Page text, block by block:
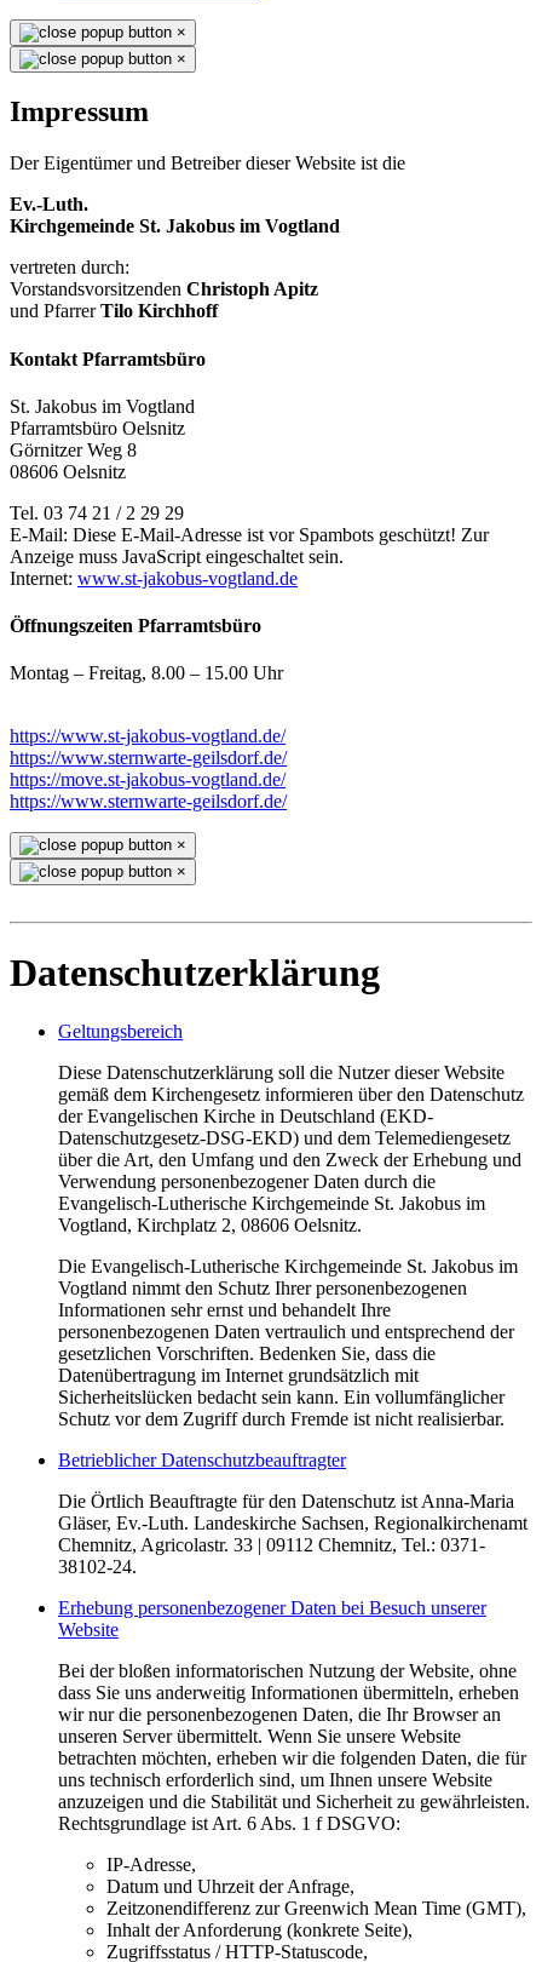
×
×
Impressum
Der Eigentümer und Betreiber dieser Website ist die
Ev.-Luth.
Kirchgemeinde St. Jakobus im Vogtland
vertreten durch:
Vorstandsvorsitzenden Christoph Apitz
und PfarrerTilo Kirchhoff
Kontakt Pfarramtsbüro
St. Jakobus im Vogtland
Pfarramtsbüro Oelsnitz
Görnitzer Weg 8
08606 Oelsnitz
Tel. 03 74 21 / 2 29 29
E-Mail: Diese E-Mail-Adresse ist vor Spambots geschützt! Zur
Anzeige muss JavaScript eingeschaltet sein.
Internet: www.st-jakobus-vogtland.de
Öffnungszeiten Pfarramtsbüro
Montag – Freitag, 8.00 – 15.00 Uhr
https://www.st-jakobus-vogtland.de/
https://www.sternwarte-geilsdorf.de/
https://move.st-jakobus-vogtland.de/
https://www.sternwarte-geilsdorf.de/
×
×
Datenschutzerklärung
Geltungsbereich
Diese Datenschutzerklärung soll die Nutzer dieser Website
gemäß dem Kirchengesetz informieren über den Datenschutz
der Evangelischen Kirche in Deutschland (EKD-
Datenschutzgesetz-DSG-EKD) und dem Telemediengesetz
über die Art, den Umfang und den Zweck der Erhebung und
Verwendung personenbezogener Daten durch die
Evangelisch-Lutherische Kirchgemeinde St. Jakobus im
Vogtland, Kirchplatz 2, 08606 Oelsnitz.
Die Evangelisch-Lutherische Kirchgemeinde St. Jakobus im
Vogtland nimmt den Schutz Ihrer personenbezogenen
Informationen sehr ernst und behandelt Ihre
personenbezogenen Daten vertraulich und entsprechend der
gesetzlichen Vorschriften. Bedenken Sie, dass die
Datenübertragung im Internet grundsätzlich mit
Sicherheitslücken bedacht sein kann. Ein vollumfänglicher
Schutz vor dem Zugriff durch Fremde ist nicht realisierbar.
Betrieblicher Datenschutzbeauftragter
Die Örtlich Beauftragte für den Datenschutz ist Anna-Maria
Gläser, Ev.-Luth. Landeskirche Sachsen, Regionalkirchenamt
Chemnitz, Agricolastr. 33 | 09112 Chemnitz, Tel.: 0371-
38102-24.
Erhebung personenbezogener Daten bei Besuch unserer
Website
Bei der bloßen informatorischen Nutzung der Website, ohne
dass Sie uns anderweitig Informationen übermitteln, erheben
wir nur die personenbezogenen Daten, die Ihr Browser an
unseren Server übermittelt. Wenn Sie unsere Website
betrachten möchten, erheben wir die folgenden Daten, die für
uns technisch erforderlich sind, um Ihnen unsere Website
anzuzeigen und die Stabilität und Sicherheit zu gewährleisten.
Rechtsgrundlage ist Art. 6 Abs. 1 f DSGVO:
IP-Adresse,
Datum und Uhrzeit der Anfrage,
Zeitzonendifferenz zur Greenwich Mean Time (GMT),
Inhalt der Anforderung (konkrete Seite),
Zugriffsstatus / HTTP-Statuscode,